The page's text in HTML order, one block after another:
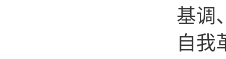
基调
自我